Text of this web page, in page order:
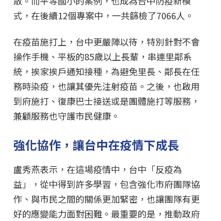
式，在後續12個專案中，一共篩檢了7066人。
在疫苗施打上，台中更嚴陣以待，特別針對不會
操作手機、平板的85歲以上長輩，串連里鄰系
統，挨家挨戶通知接種，為避免里長、鄰長在任
務時染疫，也讓其優先注射疫苗。之後，也啟用
到府施打、復康巴士接送或是團體施打等服務，
兼顧服務也守護市民健康。
強化協作，讓台中在疫情下成長
盧秀燕表示，在這場疫情中，台中「反疫為
益」，從中得到許多學習，包含強化市府團隊協
作、與市民之間的關係更加緊密，也讓團隊有更
好的應變能力面對困難。最重要的是，推動政府